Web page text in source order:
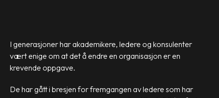
I generasjoner har akademikere, ledere og konsulenter
vært enige om at det å endre en organisasjon er en
krevende oppgave.
De har gått i bresjen for fremgangen av ledere som har